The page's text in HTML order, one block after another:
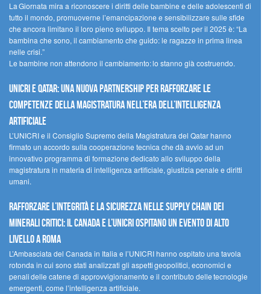
La Giornata mira a riconoscere i diritti delle bambine e delle adolescenti di
tutto il mondo, promuoverne l’emancipazione e sensibilizzare sulle sfide
che ancora limitano il loro pieno sviluppo. Il tema scelto per il 2025 è: “La
bambina che sono, il cambiamento che guido: le ragazze in prima linea
nelle crisi.”
Le bambine non attendono il cambiamento: lo stanno già costruendo.
UNICRI e Qatar: una nuova partnership per rafforzare le
competenze della magistratura nell’era dell’intelligenza
artificiale
L’UNICRI e il Consiglio Supremo della Magistratura del Qatar hanno
firmato un accordo sulla cooperazione tecnica che dà avvio ad un
innovativo programma di formazione dedicato allo sviluppo della
magistratura in materia di intelligenza artificiale, giustizia penale e diritti
umani.
Rafforzare l’integrità e la sicurezza nelle supply chain dei
minerali critici: il Canada e l’UNICRI ospitano un evento di alto
livello a Roma
L’Ambasciata del Canada in Italia e l’UNICRI hanno ospitato una tavola
rotonda in cui sono stati analizzati gli aspetti geopolitici, economici e
penali delle catene di approvvigionamento e il contributo delle tecnologie
emergenti, come l’intelligenza artificiale.